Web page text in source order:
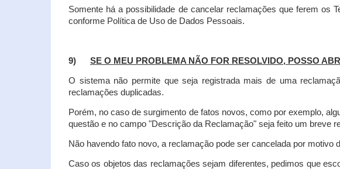
Somente há a possibilidade de cancelar reclamações que ferem os
conforme Política de Uso de Dados Pessoais.
9) SE O MEU PROBLEMA NÃO FOR RESOLVIDO, POSSO
O sistema não permite que seja registrada mais de uma
reclamações duplicadas.
Porém, no caso de surgimento de fatos novos, como por exemplo,
questão e no campo "Descrição da Reclamação" seja feito um breve
Não havendo fato novo, a reclamação pode ser cancelada por motivo
Caso os objetos das reclamações sejam diferentes, pedimos que